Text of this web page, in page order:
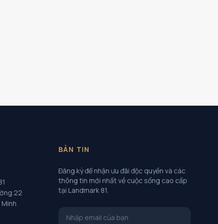
22
Minh
BẢN TIN
Đăng ký để nhận ưu đãi độc quyền và các
thông tin mới nhất về cuộc sống cao cấp
tại Landmark 81.